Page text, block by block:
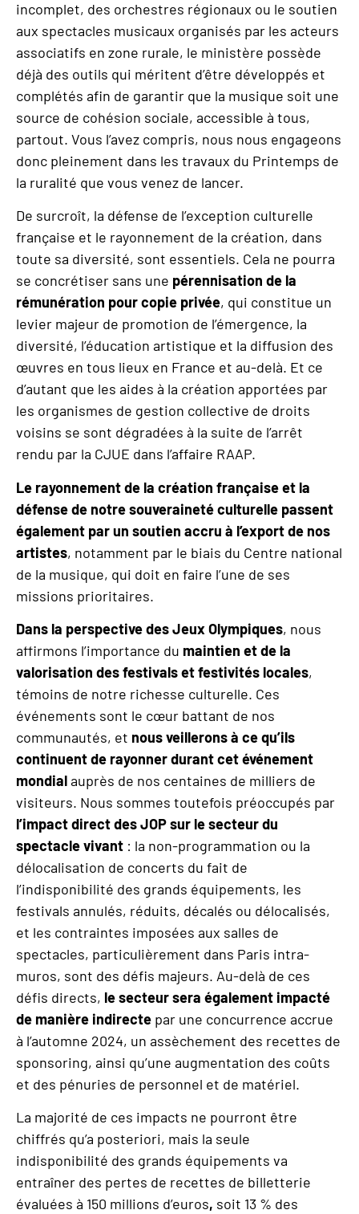
incomplet, des orchestres régionaux ou le soutien
aux spectacles musicaux organisés par les acteurs
associatifs en zone rurale, le ministère possède
déjà des outils qui méritent d’être développés et
complétés afin de garantir que la musique soit une
source de cohésion sociale, accessible à tous,
partout. Vous l’avez compris, nous nous engageons
donc pleinement dans les travaux du Printemps de
la ruralité que vous venez de lancer.
De surcroît, la défense de l’exception culturelle
française et le rayonnement de la création, dans
toute sa diversité, sont essentiels. Cela ne pourra
se concrétiser sans une pérennisation de la
rémunération pour copie privée, qui constitue un
levier majeur de promotion de l’émergence, la
diversité, l’éducation artistique et la diffusion des
œuvres en tous lieux en France et au-delà. Et ce
d’autant que les aides à la création apportées par
les organismes de gestion collective de droits
voisins se sont dégradées à la suite de l’arrêt
rendu par la CJUE dans l’affaire RAAP.
Le rayonnement de la création française et la
défense de notre souveraineté culturelle passent
également par un soutien accru à l’export de nos
artistes, notamment par le biais du Centre national
de la musique, qui doit en faire l’une de ses
missions prioritaires.
Dans la perspective des Jeux Olympiques, nous
affirmons l’importance du maintien et de la
valorisation des festivals et festivités locales,
témoins de notre richesse culturelle. Ces
événements sont le cœur battant de nos
communautés, et nous veillerons à ce qu’ils
continuent de rayonner durant cet événement
mondialauprès de nos centaines de milliers de
visiteurs. Nous sommes toutefois préoccupés par
l’impact direct des JOP sur le secteur du
spectacle vivant : la non-programmation ou la
délocalisation de concerts du fait de
l’indisponibilité des grands équipements, les
festivals annulés, réduits, décalés ou délocalisés,
et les contraintes imposées aux salles de
spectacles, particulièrement dans Paris intra-
muros, sont des défis majeurs. Au-delà de ces
défis directs, le secteur sera également impacté
de manière indirecte par une concurrence accrue
à l’automne 2024, un assèchement des recettes de
sponsoring, ainsi qu’une augmentation des coûts
et des pénuries de personnel et de matériel.
La majorité de ces impacts ne pourront être
chiffrés qu’a posteriori, mais la seule
indisponibilité des grands équipements va
entraîner des pertes de recettes de billetterie
évaluées à 150 millions d’euros, soit 13 % des